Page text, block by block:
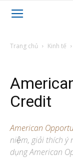
Trang chủ Kinh tế
Credit
American
niệm, giải thích ý
dụng American